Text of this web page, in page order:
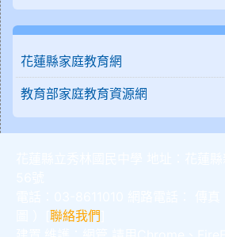
花蓮縣家庭教育網
教育部家庭教育資源網
聯絡我們